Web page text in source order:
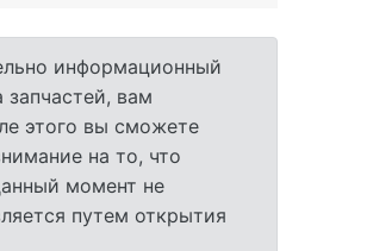
информационный
вам
этого вы сможете
на то, что
момент не
путем открытия